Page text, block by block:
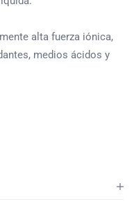
alta fuerza iónica,
medios ácidos y